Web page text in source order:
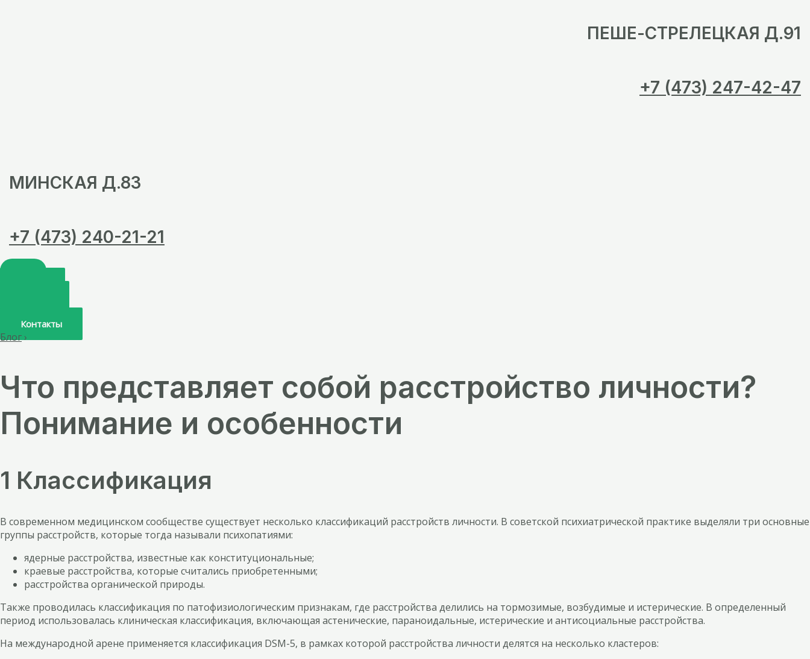
ПЕШЕ-СТРЕЛЕЦКАЯ Д.91
+7 (473) 247-42-47
МИНСКАЯ Д.83
+7 (473) 240-21-21
Контакты
Блог›
Что представляет собой расстройство личности?
Понимание и особенности
1 Классификация
В современном медицинском сообществе существует несколько классификаций расстройств личности. В советской психиатрической практике выделяли три основные
группы расстройств, которые тогда называли психопатиями:
ядерные расстройства, известные как конституциональные;
краевые расстройства, которые считались приобретенными;
расстройства органической природы.
Также проводилась классификация по патофизиологическим признакам, где расстройства делились на тормозимые, возбудимые и истерические. В определенный
период использовалась клиническая классификация, включающая астенические, параноидальные, истерические и антисоциальные расстройства.
На международной арене применяется классификация DSM-5, в рамках которой расстройства личности делятся на несколько кластеров: